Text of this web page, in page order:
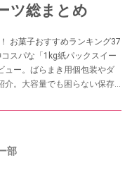
ツ総まとめ
お菓子おすすめランキング37
スパな「1kg紙パックスイー
ュー。ばらまき用個包装やダ
介。大容量でも困らない保存
部